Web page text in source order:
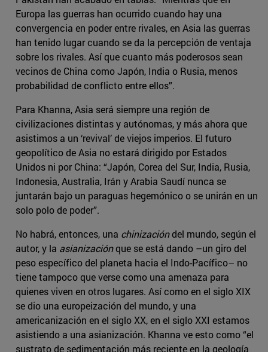
Europa las guerras han ocurrido cuando hay una
convergencia en poder entre rivales, en Asia las guerras
han tenido lugar cuando se da la percepción de ventaja
sobre los rivales. Así que cuanto más poderosos sean
vecinos de China como Japón, India o Rusia, menos
probabilidad de conflicto entre ellos”.
Para Khanna, Asia será siempre una región de
civilizaciones distintas y autónomas, y más ahora que
asistimos a un ‘revival’ de viejos imperios. El futuro
geopolítico de Asia no estará dirigido por Estados
Unidos ni por China: “Japón, Corea del Sur, India, Rusia,
Indonesia, Australia, Irán y Arabia Saudí nunca se
juntarán bajo un paraguas hegemónico o se unirán en un
solo polo de poder”.
No habrá, entonces, una chinizacióndel mundo, según el
autor, y la asianizaciónque se está dando –un giro del
peso específico del planeta hacia el Indo-Pacífico– no
tiene tampoco que verse como una amenaza para
quienes viven en otros lugares. Así como en el siglo XIX
se dio una europeización del mundo, y una
americanización en el siglo XX, en el siglo XXI estamos
asistiendo a una asianización. Khanna ve esto como “el
sustrato de sedimentación más reciente en la geología